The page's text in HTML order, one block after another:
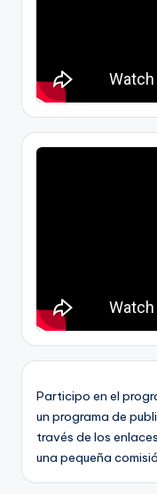
Participo en el
un programa de
través de los
una pequeña